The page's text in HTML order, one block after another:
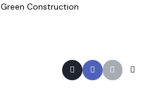
Green Construction